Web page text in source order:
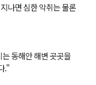
나면 심한 악취는 물론
동해안 해변 곳곳을
."